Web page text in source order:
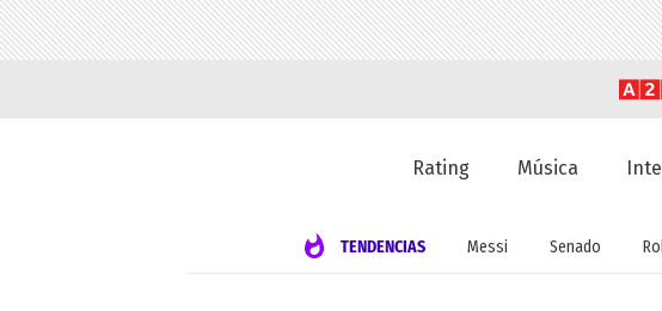
Rating Música
TENDENCIAS Messi Senado